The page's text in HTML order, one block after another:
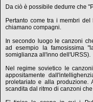
Da ciò è possibile dedurre che
Pertanto come tra i membri
chiamano compagni.
In secondo luogo le canzoni
ad esempio la famosissima
somiglianza all'inno dell'URSS).
Nel regime sovietico le
appositamente
proletariato e alla produzione.
scandita dal ritmo di canzoni